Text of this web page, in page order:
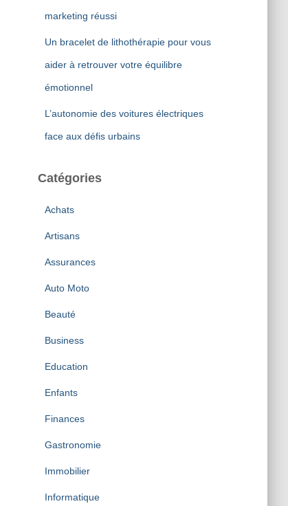
marketing réussi
Un bracelet de lithothérapie pour vous
aider à retrouver votre équilibre
émotionnel
L’autonomie des voitures électriques
face aux défis urbains
Catégories
Achats
Artisans
Assurances
Auto Moto
Beauté
Business
Education
Enfants
Finances
Gastronomie
Immobilier
Informatique